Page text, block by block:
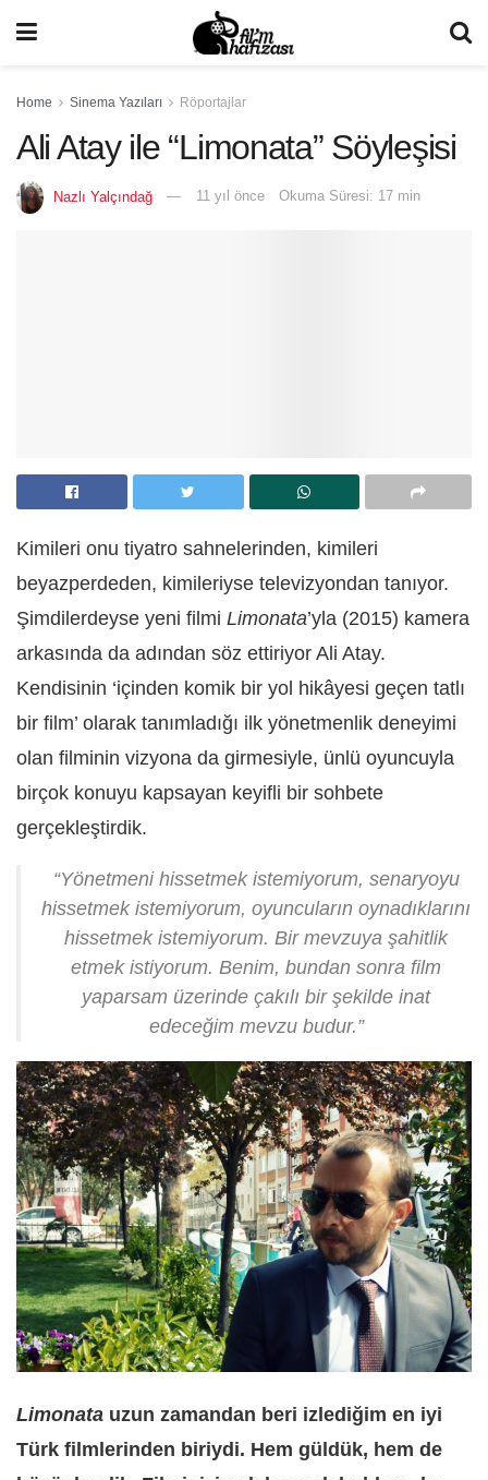
Home Sinema Yazıları Röportajlar
Ali Atay ile “Limonata” Söyleşisi
Nazlı Yalçındağ 11 yıl önce Okuma Süresi: 17 min
Kimileri onu tiyatro sahnelerinden, kimileri
beyazperdeden, kimileriyse televizyondan tanıyor.
Şimdilerdeyse yeni filmi Limonata’yla (2015) kamera
arkasında da adından söz ettiriyor Ali Atay.
Kendisinin ‘içinden komik bir yol hikâyesi geçen tatlı
bir film’ olarak tanımladığı ilk yönetmenlik deneyimi
olan filminin vizyona da girmesiyle, ünlü oyuncuyla
birçok konuyu kapsayan keyifli bir sohbete
gerçekleştirdik.
“Yönetmeni hissetmek istemiyorum, senaryoyu
hissetmek istemiyorum, oyuncuların oynadıklarını
hissetmek istemiyorum. Bir mevzuya şahitlik
etmek istiyorum. Benim, bundan sonra film
yaparsam üzerinde çakılı bir şekilde inat
edeceğim mevzu budur.”
Limonata uzun zamandan beri izlediğim en iyi
Türk filmlerinden biriydi. Hem güldük, hem de